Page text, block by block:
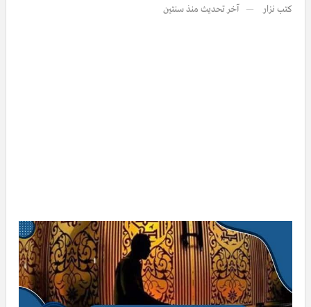
كتب نزار آخر تحديث منذ سنتين